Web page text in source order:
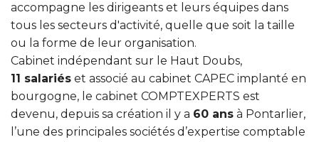
accompagne les dirigeants et leurs équipes dans
tous les secteurs d'activité, quelle que soit la taille
ou la forme de leur organisation.
Cabinet indépendant sur le Haut Doubs,
11 salariés et associé au cabinet CAPEC implanté en
bourgogne, le cabinet COMPTEXPERTS est
devenu, depuis sa création il y a 60 ans à Pontarlier,
l’une des principales sociétés d’expertise comptable